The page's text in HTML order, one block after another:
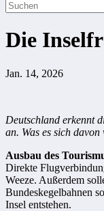
Die
Jan. 14, 2026
Deutschland erkennt
an. Was es sich
Ausbau des
Direkte
Weeze. Außerdem
Bundeskegelbahnen
Insel entstehen.